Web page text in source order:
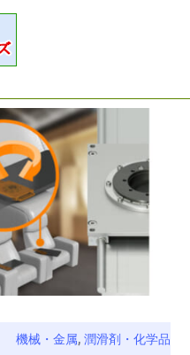
機械・金属, 潤滑剤・化学品